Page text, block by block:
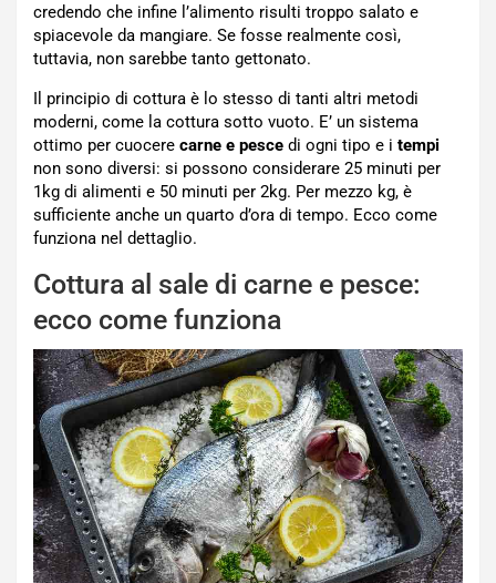
credendo che infine l’alimento risulti troppo salato e
spiacevole da mangiare. Se fosse realmente così,
tuttavia, non sarebbe tanto gettonato.
Il principio di cottura è lo stesso di tanti altri metodi
moderni, come la cottura sotto vuoto. E’ un sistema
ottimo per cuocere carne e pesce di ogni tipo e i tempi
non sono diversi: si possono considerare 25 minuti per
1kg di alimenti e 50 minuti per 2kg. Per mezzo kg, è
sufficiente anche un quarto d’ora di tempo. Ecco come
funziona nel dettaglio.
Cottura al sale di carne e pesce:
ecco come funziona